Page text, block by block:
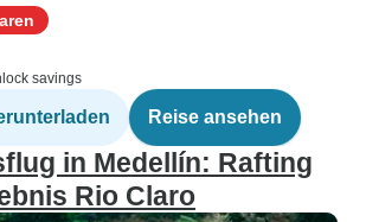
savings
Reise ansehen
in Medellín: Rafting
Rio Claro